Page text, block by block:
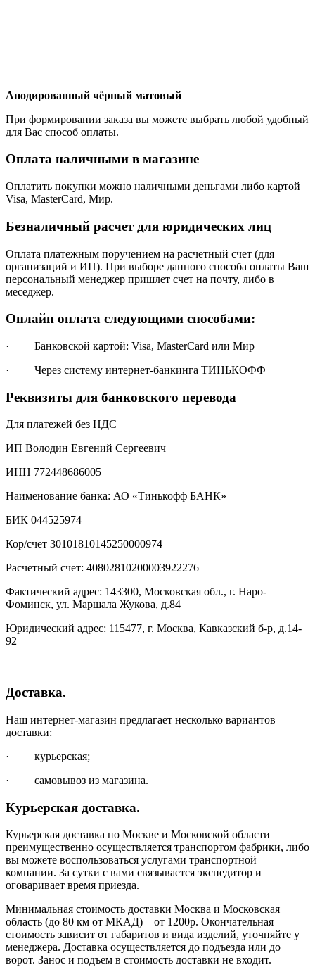
Анодированный чёрный матовый
При формировании заказа вы можете выбрать любой удобный
для Вас способ оплаты.
Оплата наличными в магазине
Оплатить покупки можно наличными деньгами либо картой
Visa, MasterCard, Мир.
Безналичный расчет для юридических лиц
Оплата платежным поручением на расчетный счет (для
организаций и ИП). При выборе данного способа оплаты Ваш
персональный менеджер пришлет счет на почту, либо в
меседжер.
Онлайн оплата следующими способами:
· Банковской картой: Visa, MasterCard или Мир
· Через систему интернет-банкинга ТИНЬКОФФ
Реквизиты для банковского перевода
Для платежей без НДС
ИП Володин Евгений Сергеевич
ИНН 772448686005
Наименование банка: АО «Тинькофф БАНК»
БИК 044525974
Кор/счет 30101810145250000974
Расчетный счет: 40802810200003922276
Фактический адрес: 143300, Московская обл., г. Наро-
Фоминск, ул. Маршала Жукова, д.84
Юридический адрес: 115477, г. Москва, Кавказский б-р, д.14-
92
Доставка.
Наш интернет-магазин предлагает несколько вариантов
доставки:
· курьерская;
· самовывоз из магазина.
Курьерская доставка.
Курьерская доставка по Москве и Московской области
преимущественно осуществляется транспортом фабрики, либо
вы можете воспользоваться услугами транспортной
компании. За сутки с вами связывается экспедитор и
оговаривает время приезда.
Минимальная стоимость доставки Москва и Московская
область (до 80 км от МКАД) – от 1200р. Окончательная
стоимость зависит от габаритов и вида изделий, уточняйте у
менеджера. Доставка осуществляется до подъезда или до
ворот. Занос и подъем в стоимость доставки не входит.